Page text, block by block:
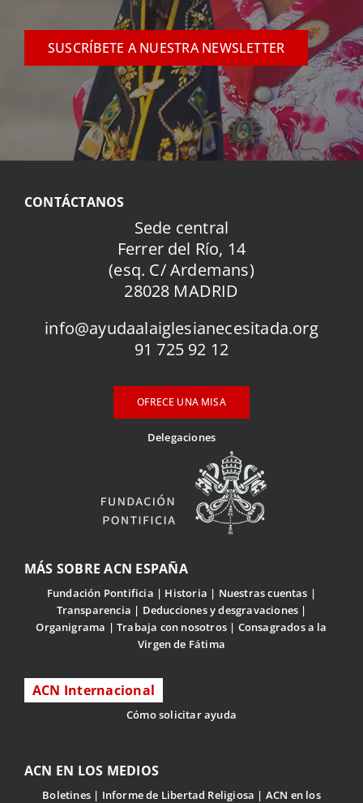
SUSCRÍBETE A NUESTRA NEWSLETTER
CONTÁCTANOS
Sede central
Ferrer del Río, 14
(esq. C/ Ardemans)
28028 MADRID
info@ayudaalaiglesianecesitada.org
91 725 92 12
OFRECE UNA MISA
Delegaciones
MÁS SOBRE ACN ESPAÑA
Fundación Pontificia Historia
Nuestras cuentas
Transparencia
Deducciones y desgravaciones
Organigrama
Trabaja con nosotros
Consagrados a la
Virgen de Fátima
ACN Internacional
Cómo solicitar ayuda
ACN EN LOS MEDIOS
Boletines Informe de Libertad Religiosa
ACN en los